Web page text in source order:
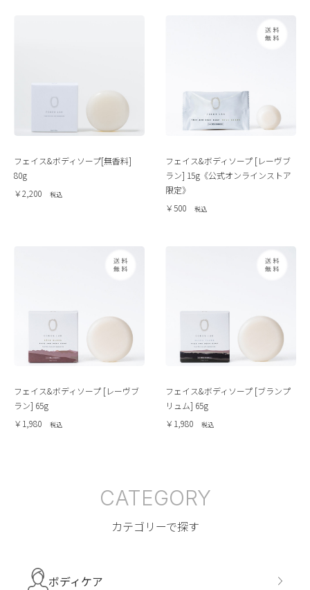
フェイス&ボディソープ[無香料]
80g
￥2,200
フェイス&ボディソープ [レーヴブ
ラン] 15g《公式オンラインストア
限定》
￥500
フェイス&ボディソープ [レーヴブ
ラン] 65g
￥1,980
フェイス&ボディソープ [ブランプ
リュム] 65g
￥1,980
カテゴリーで探す
CATEGORY
ボディケア